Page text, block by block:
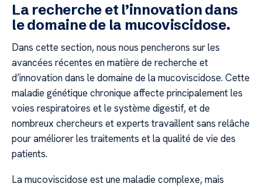
La recherche et l’innovation dans
le domaine de la mucoviscidose.
Dans cette section, nous nous pencherons sur les
avancées récentes en matière de recherche et
d’innovation dans le domaine de la mucoviscidose. Cette
maladie génétique chronique affecte principalement les
voies respiratoires et le système digestif, et de
nombreux chercheurs et experts travaillent sans relâche
pour améliorer les traitements et la qualité de vie des
patients.
La mucoviscidose est une maladie complexe, mais